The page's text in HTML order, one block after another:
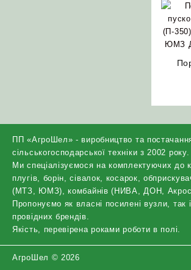
(П-
ПП «АгроШел» - виробництво та
сільськогосподарської техніки з 2002 року.
Ми спеціалізуємося на комплектуючих до
плугів, борін, сівалок, косарок,
(МТЗ, ЮМЗ), комбайнів (НИВА, ДОН, Акрос,
Пропонуємо як власні посилені вузли, так
провідних брендів.
Якість, перевірена роками роботи в полі.
АгроШел © 2026